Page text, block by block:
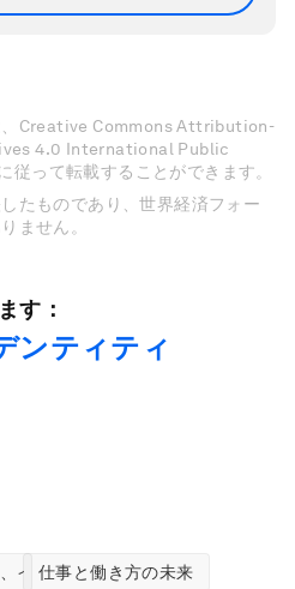
、Creative Commons Attribution-
4.0 International Public
って転載することができます。
たものであり、世界経済フォー
ません。
す：
ンティティ
イノベーションセンター
仕事と働き方の未来